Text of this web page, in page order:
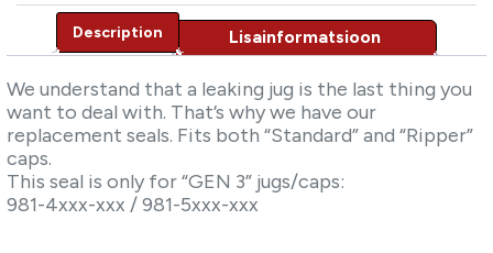
Description
We understand that a leaking jug is the last thing you
want to deal with. That’s why we have our
replacement seals. Fits both “Standard” and “Ripper”
caps.
This seal is only for “GEN 3” jugs/caps:
981-4xxx-xxx / 981-5xxx-xxx